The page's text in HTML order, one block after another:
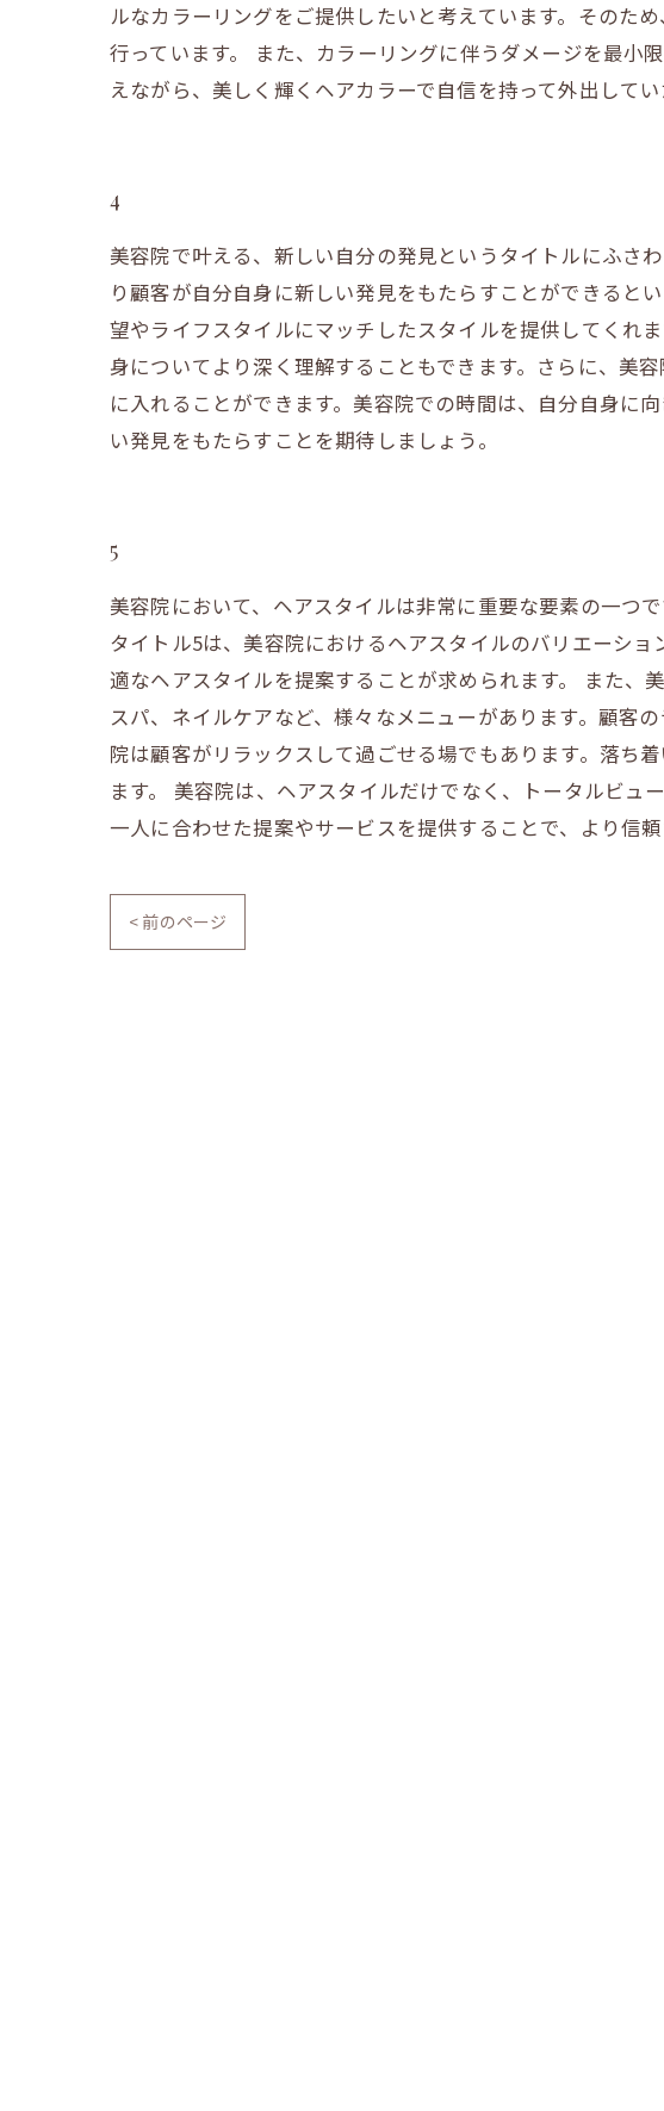
ルなカラーリングをご提供したいと考えています。そのた
行っています。 また、カラーリングに伴うダメージを最小
えながら、美しく輝くヘアカラーで自信を持って外出して
4
美容院で叶える、新しい自分の発見というタイトルにふさ
り顧客が自分自身に新しい発見をもたらすことができると
望やライフスタイルにマッチしたスタイルを提供してくれ
身についてより深く理解することもできます。さらに、美
に入れることができます。美容院での時間は、自分自身に
い発見をもたらすことを期待しましょう。
5
美容院において、ヘアスタイルは非常に重要な要素の一つ
タイトル5は、美容院におけるヘアスタイルのバリエーシ
適なヘアスタイルを提案することが求められます。 また
スパ、ネイルケアなど、様々なメニューがあります。顧客
院は顧客がリラックスして過ごせる場でもあります。落ち
ます。 美容院は、ヘアスタイルだけでなく、トータルビ
一人に合わせた提案やサービスを提供することで、より信
< 前のページ